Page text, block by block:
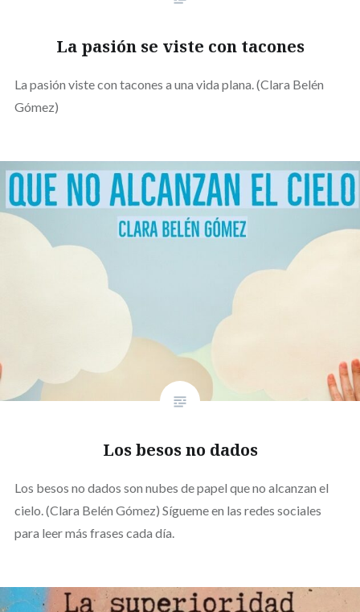
La pasión se viste con tacones
La pasión viste con tacones a una vida plana. (Clara Belén
Gómez)
Los besos no dados
Los besos no dados son nubes de papel que no alcanzan el
cielo. (Clara Belén Gómez) Sígueme en las redes sociales
para leer más frases cada día.